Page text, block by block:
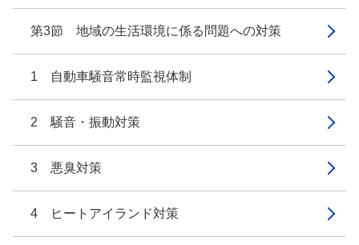
第3節 地域の生活環境に係る問題への対策
1 自動車騒音常時監視体制
2 騒音・振動対策
3 悪臭対策
4 ヒートアイランド対策